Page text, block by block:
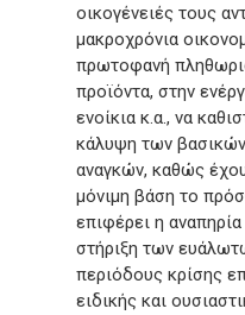
οικογένειές τους
μακροχρόνια
πρωτοφανή
προϊόντα, στην
ενοίκια κ.α., να
κάλυψη των
αναγκών, καθώς
μόνιμη βάση το
επιφέρει η
στήριξη των
περιόδους κρίσης
ειδικής και